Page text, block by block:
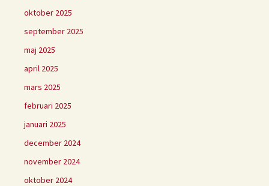
oktober 2025
september 2025
maj 2025
april 2025
mars 2025
februari 2025
januari 2025
december 2024
november 2024
oktober 2024